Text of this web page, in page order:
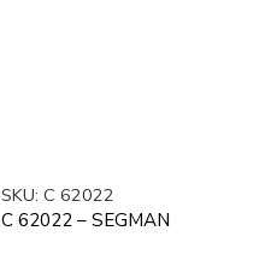
SKU: C 62022
C 62022 – SEGMAN